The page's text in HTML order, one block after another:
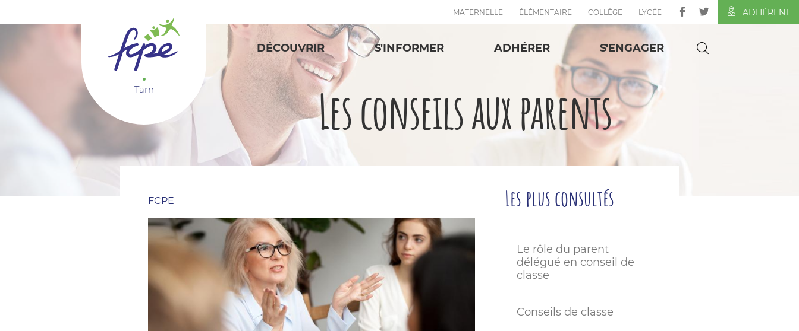
MATERNELLE ÉLÉMENTAIRE COLLÈGE LYCÉE ADHÉRENT
Tarn
DÉCOUVRIR S'INFORMER ADHÉRER S'ENGAGER
Les conseils aux parents
FCPE Les plus consultés
Le rôle du parent
délégué en conseil de
classe
Conseils de classe